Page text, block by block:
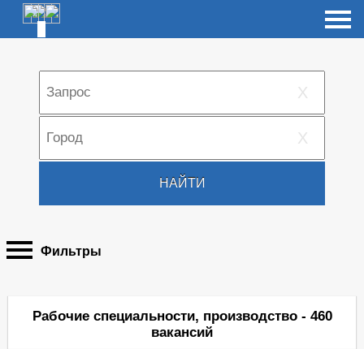
X
X
НАЙТИ
Фильтры
Рабочие специальности, производство - 460
вакансий